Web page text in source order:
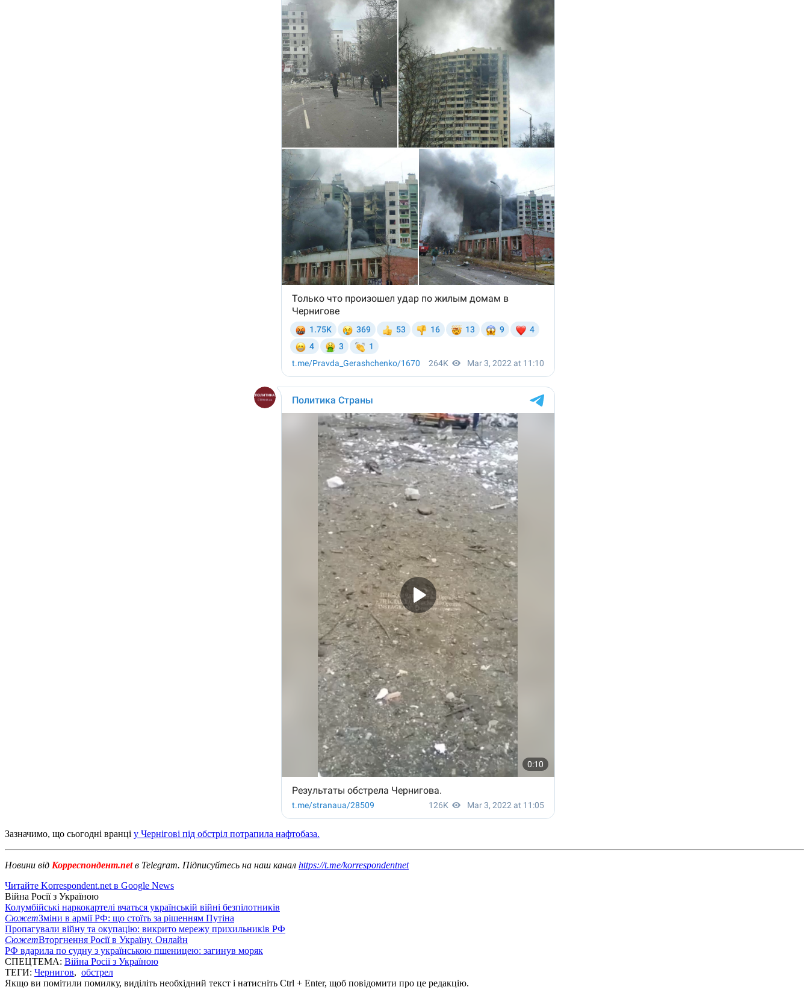
Зазначимо, що сьогодні вранці у Чернігові під обстріл потрапила нафтобаза.
Новини від Корреспондент.netв Telegram. Підписуйтесь на наш канал https://t.me/korrespondentnet
Читайте Korrespondent.net в Google News
Війна Росії з Україною
Колумбійські наркокартелі вчаться українській війні безпілотників
СюжетЗміни в армії РФ: що стоїть за рішенням Путіна
Пропагували війну та окупацію: викрито мережу прихильників РФ
СюжетВторгнення Росії в Україну. Онлайн
РФ вдарила по судну з українською пшеницею: загинув моряк
СПЕЦТЕМА: Війна Росії з Україною
ТЕГИ: Чернигов, обстрел
Якщо ви помітили помилку, виділіть необхідний текст і натисніть Ctrl + Enter, щоб повідомити про це редакцію.